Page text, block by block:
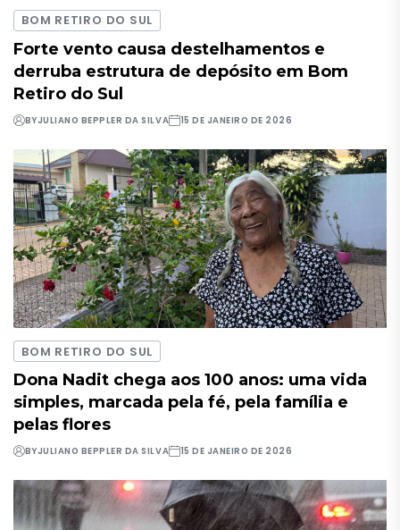
BOM RETIRO DO SUL
Forte vento causa destelhamentos e
derruba estrutura de depósito em Bom
Retiro do Sul
BYJULIANO BEPPLER DA SILVA 15 DE JANEIRO DE 2026
BOM RETIRO DO SUL
Dona Nadit chega aos 100 anos: uma vida
simples, marcada pela fé, pela família e
pelas flores
BYJULIANO BEPPLER DA SILVA 15 DE JANEIRO DE 2026